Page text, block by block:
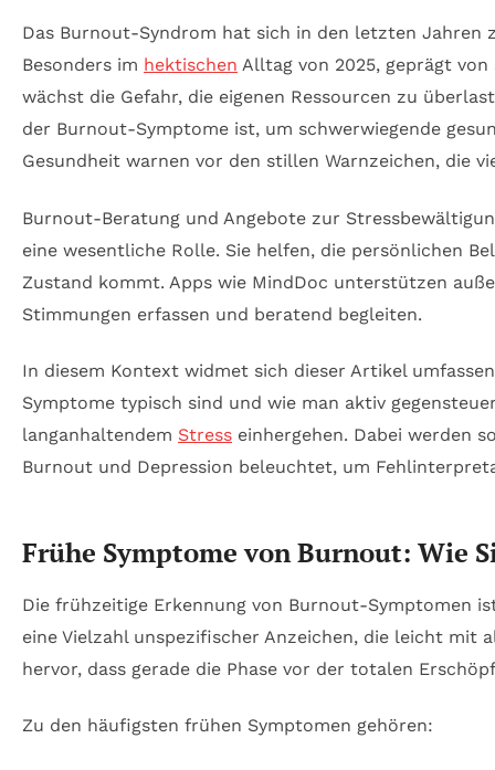
Das Burnout-Syndrom hat sich in den letzten Jahren
Besonders im hektischen Alltag von 2025, geprägt
wächst die Gefahr, die eigenen Ressourcen zu
der Burnout-Symptome ist, um schwerwiegende
Gesundheit warnen vor den stillen Warnzeichen, die
Burnout-Beratung und Angebote zur
eine wesentliche Rolle. Sie helfen, die persönlichen
Zustand kommt. Apps wie MindDoc unterstützen
Stimmungen erfassen und beratend begleiten.
In diesem Kontext widmet sich dieser Artikel
Symptome typisch sind und wie man aktiv
langanhaltendem Stress einhergehen. Dabei werden
Burnout und Depression beleuchtet, um
Frühe Symptome von Burnout: Wie
Die frühzeitige Erkennung von Burnout-Symptomen
eine Vielzahl unspezifischer Anzeichen, die leicht mit
hervor, dass gerade die Phase vor der totalen
Zu den häufigsten frühen Symptomen gehören: